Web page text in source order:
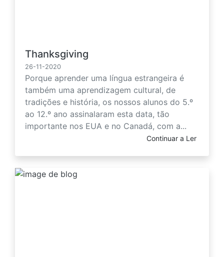
Thanksgiving
26-11-2020
Porque aprender uma língua estrangeira é
também uma aprendizagem cultural, de
tradições e história, os nossos alunos do 5.º
ao 12.º ano assinalaram esta data, tão
importante nos EUA e no Canadá, com a...
Continuar a Ler